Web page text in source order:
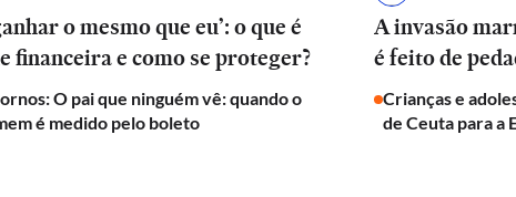
o mesmo que eu’: o que é
financeira e como se proteger?
O pai que ninguém vê: quando o
é medido pelo boleto
A invasão
é feito de
Crianças e
de Ceuta para a